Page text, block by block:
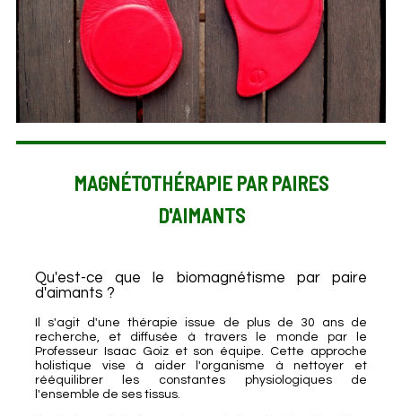
MAGNÉTOTHÉRAPIE PAR PAIRES
D'AIMANTS
Qu'est-ce que le biomagnétisme par paire
d'aimants ?
Il s'agit d'une thérapie issue de plus de 30 ans de
recherche, et diffusée à travers le monde par le
Professeur Isaac Goiz et son équipe. Cette approche
holistique vise à aider l'organisme à nettoyer et
rééquilibrer les constantes physiologiques de
l'ensemble de ses tissus.